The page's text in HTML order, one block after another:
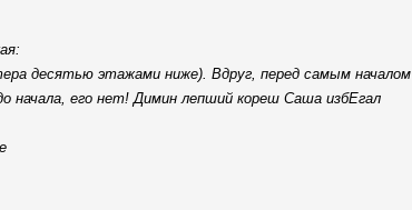
десятью этажами ниже). Вдруг, перед самым началом
начала, его нет! Димин лепший кореш Саша избЕгал